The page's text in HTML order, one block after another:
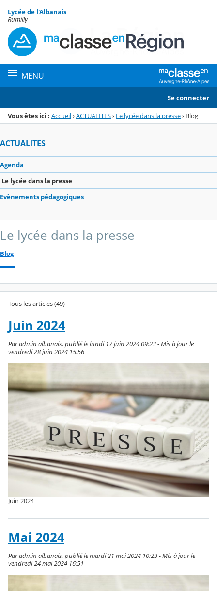
Menu de la rubrique
Contenu
Lycée de l'Albanais
Rumilly
MENU
Se connecter
Vous êtes ici : Accueil›ACTUALITES› Le lycée dans la presse› Blog
ACTUALITES
Agenda
Le lycée dans la presse
Evènements pédagogiques
Le lycée dans la presse
Blog
Tous les articles (49)
Juin 2024
Par admin albanais, publié le lundi 17 juin 2024 09:23 - Mis à jour le
vendredi 28 juin 2024 15:56
Juin 2024
Mai 2024
Par admin albanais, publié le mardi 21 mai 2024 10:23 - Mis à jour le
vendredi 24 mai 2024 16:51